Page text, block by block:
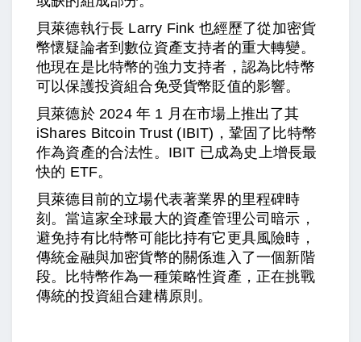
貝萊德執行長 Larry Fink 也經歷了從加密貨
幣懷疑論者到數位資產支持者的重大轉變。
他現在是比特幣的強力支持者，認為比特幣
可以保護投資組合免受貨幣貶值的影響。
貝萊德於 2024 年 1 月在市場上推出了其
iShares Bitcoin Trust (IBIT)，鞏固了比特幣
作為資產的合法性。IBIT 已成為史上增長最
快的 ETF。
貝萊德目前的立場代表著業界的里程碑時
刻。當這家全球最大的資產管理公司暗示，
避免持有比特幣可能比持有它更具風險時，
傳統金融與加密貨幣的關係進入了一個新階
段。比特幣作為一種策略性資產，正在挑戰
傳統的投資組合建構原則。